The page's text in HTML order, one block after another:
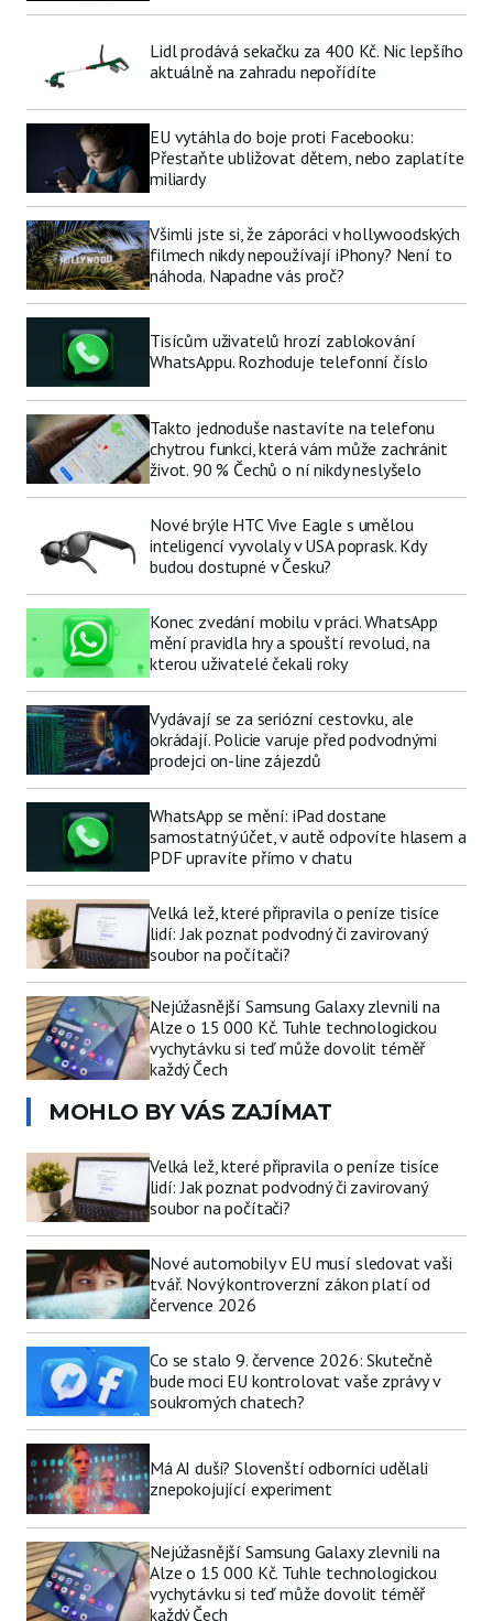
Lidl prodává sekačku za 400 Kč. Nic lepšího
aktuálně na zahradu nepořídíte
EU vytáhla do boje proti Facebooku:
Přestaňte ubližovat dětem, nebo zaplatíte
miliardy
Všimli jste si, že záporáci v hollywoodských
filmech nikdy nepoužívají iPhony? Není to
náhoda. Napadne vás proč?
Tisícům uživatelů hrozí zablokování
WhatsAppu. Rozhoduje telefonní číslo
Takto jednoduše nastavíte na telefonu
chytrou funkci, která vám může zachránit
život. 90 % Čechů o ní nikdy neslyšelo
Nové brýle HTC Vive Eagle s umělou
inteligencí vyvolaly v USA poprask. Kdy
budou dostupné v Česku?
Konec zvedání mobilu v práci. WhatsApp
mění pravidla hry a spouští revoluci, na
kterou uživatelé čekali roky
Vydávají se za seriózní cestovku, ale
okrádají. Policie varuje před podvodnými
prodejci on-line zájezdů
WhatsApp se mění: iPad dostane
samostatný účet, v autě odpovíte hlasem a
PDF upravíte přímo v chatu
Velká lež, které připravila o peníze tisíce
lidí: Jak poznat podvodný či zavirovaný
soubor na počítači?
Nejúžasnější Samsung Galaxy zlevnili na
Alze o 15 000 Kč. Tuhle technologickou
vychytávku si teď může dovolit téměř
každý Čech
MOHLO BY VÁS ZAJÍMAT
Velká lež, které připravila o peníze tisíce
lidí: Jak poznat podvodný či zavirovaný
soubor na počítači?
Nové automobily v EU musí sledovat vaši
tvář. Nový kontroverzní zákon platí od
července 2026
Co se stalo 9. července 2026: Skutečně
bude moci EU kontrolovat vaše zprávy v
soukromých chatech?
Má AI duši? Slovenští odborníci udělali
znepokojující experiment
Nejúžasnější Samsung Galaxy zlevnili na
Alze o 15 000 Kč. Tuhle technologickou
vychytávku si teď může dovolit téměř
každý Čech